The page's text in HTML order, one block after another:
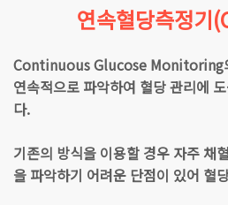
연속혈당측정기
Continuous Glucose Monitoring
연속적으로 파악하여 혈당 관리에
다.
기존의 방식을 이용할 경우 자주 채
을 파악하기 어려운 단점이 있어 혈